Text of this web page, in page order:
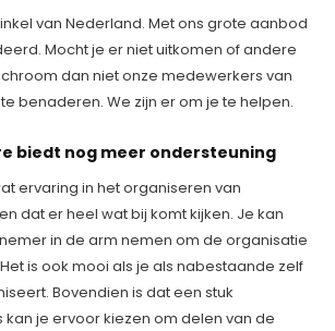
van Nederland. Met ons grote aanbod
Mocht je er niet uitkomen of andere
dan niet onze medewerkers van
benaderen. We zijn er om je te helpen.
biedt nog meer ondersteuning
ervaring in het organiseren van
dat er heel wat bij komt kijken. Je kan
in de arm nemen om de organisatie
is ook mooi als je als nabestaande zelf
Bovendien is dat een stuk
kan je ervoor kiezen om delen van de